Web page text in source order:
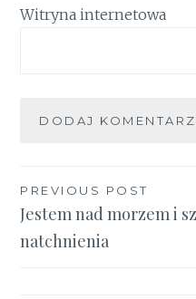
Witryna internetowa
Nawigacja
wpisu
PREVIOUS POST
Jestem nad morzem i
natchnienia